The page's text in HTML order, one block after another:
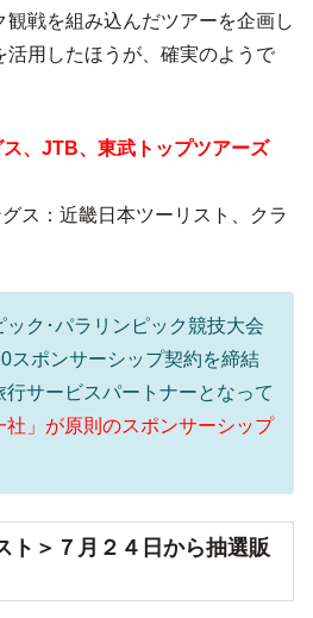
観戦を組み込んだツアーを企画し
活用したほうが、確実のようで
、JTB、東武トップツアーズ
ス：近畿日本ツーリスト、クラ
ック･パラリンピック競技大会
スポンサーシップ契約を締結
行サービスパートナーとなって
社」が原則のスポンサーシップ
ト＞７月２４日から抽選販